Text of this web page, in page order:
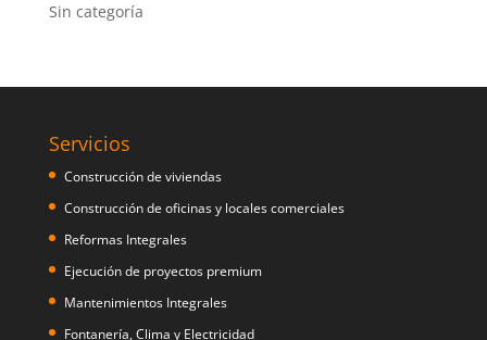
Sin categoría
Servicios
Construcción de viviendas
Construcción de oficinas y locales comerciales
Reformas Integrales
Ejecución de proyectos premium
Mantenimientos Integrales
Fontanería, Clima y Electricidad